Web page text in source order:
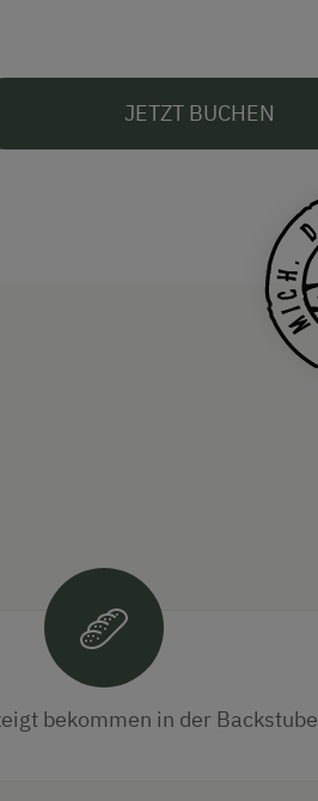
JETZT BUCHEN
bekommen in der Backstube